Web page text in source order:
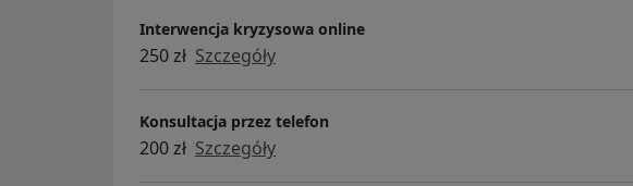
Interwencja kryzysowa online
250 zł Szczegóły
Konsultacja przez telefon
200 zł Szczegóły